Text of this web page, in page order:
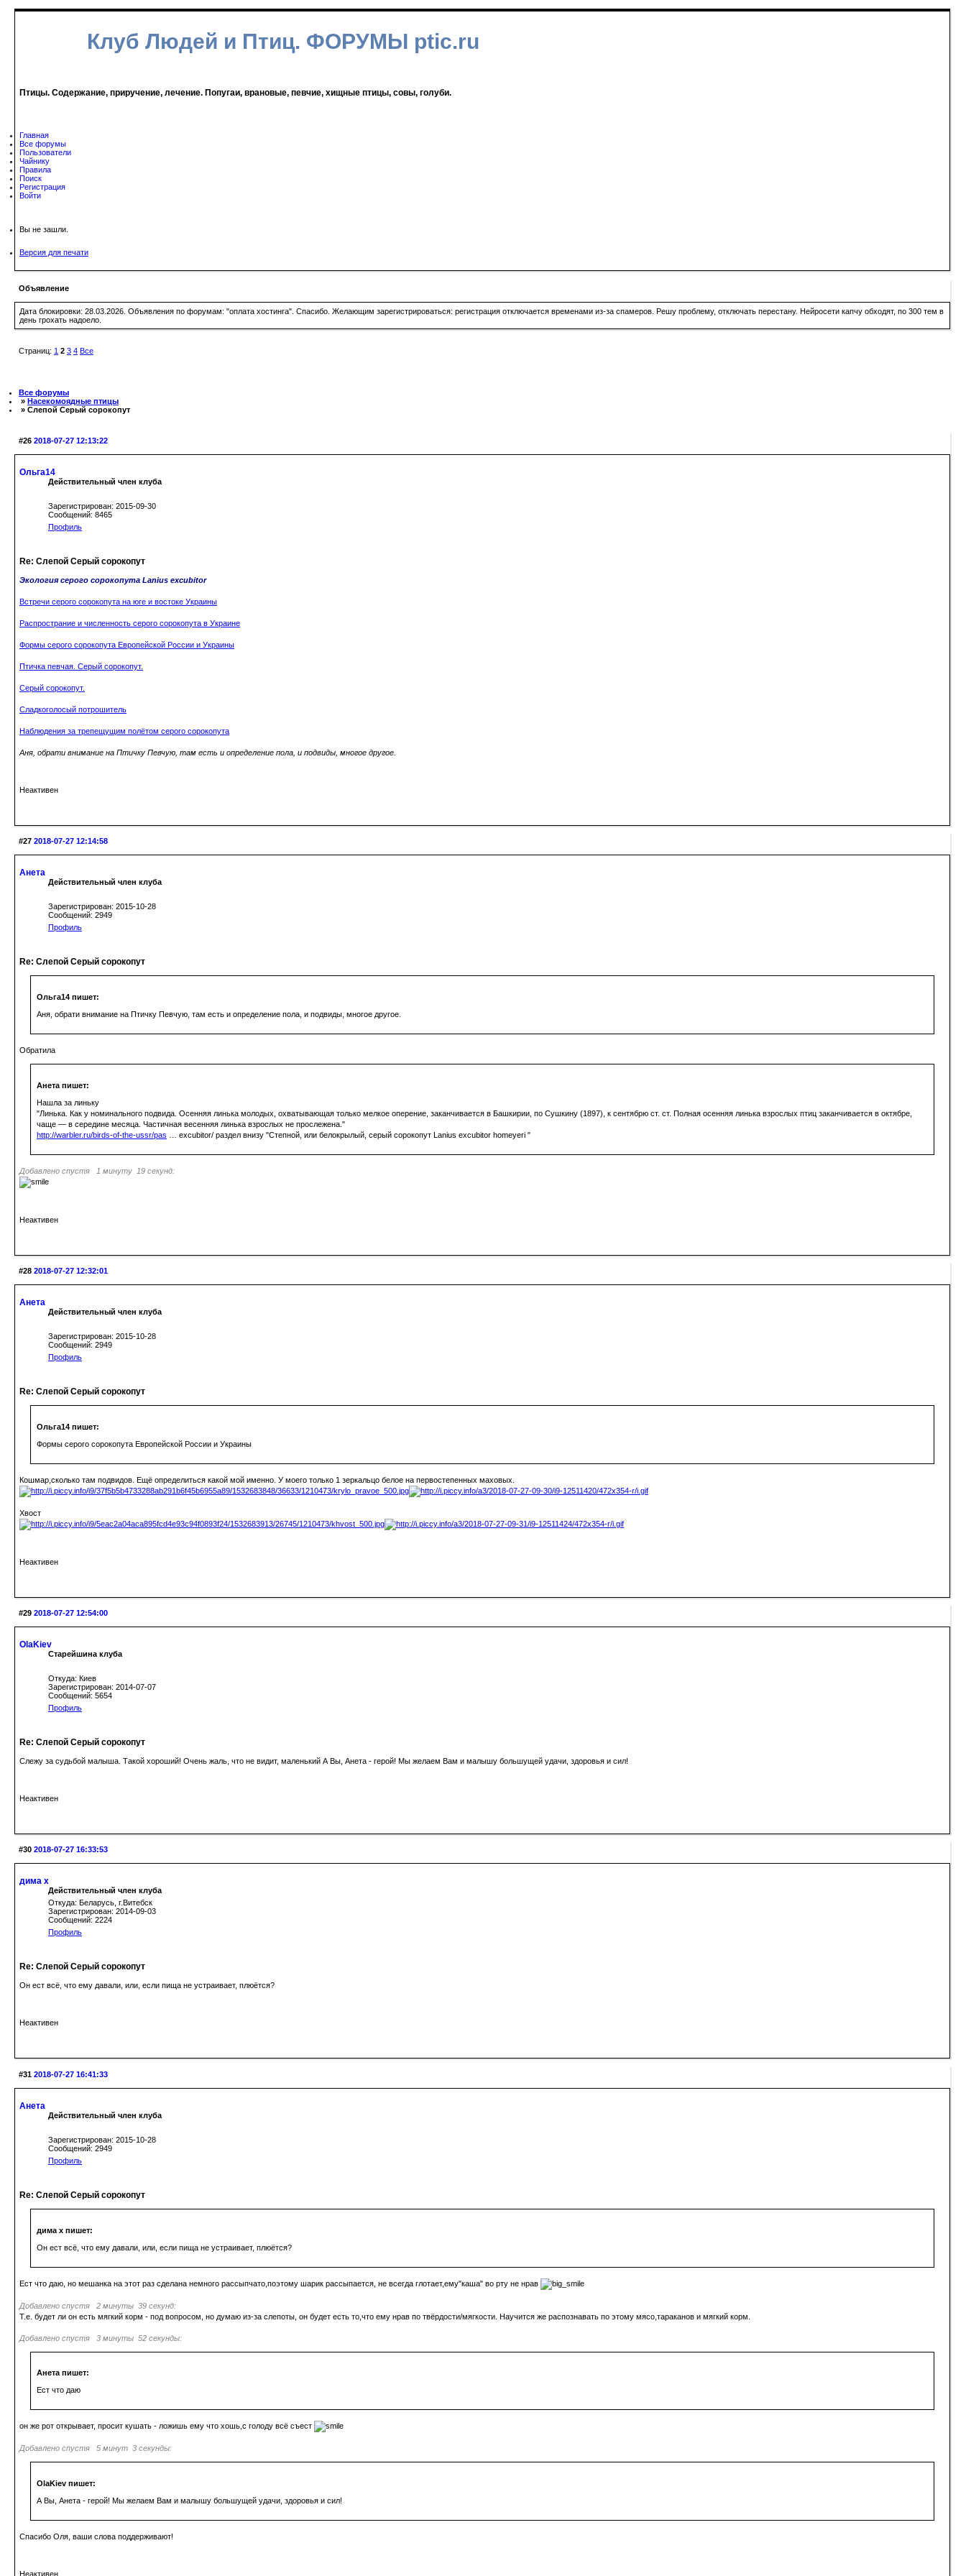
Клуб Людей и Птиц. ФОРУМЫ ptic.ru
Птицы. Содержание, приручение, лечение. Попугаи, врановые, певчие, хищные птицы, совы, голуби.
Главная
Все форумы
Пользователи
Чайнику
Правила
Поиск
Регистрация
Войти
Вы не зашли.
Версия для печати
Объявление
Дата блокировки: 28.03.2026. Объявления по форумам: "оплата хостинга". Спасибо. Желающим зарегистрироваться: регистрация отключается временами из-за спамеров. Решу проблему, отключать перестану. Нейросети капчу обходят, по 300 тем в
день грохать надоело.
Страниц: 1 2 3 4 Все
Все форумы
» Насекомоядные птицы
» Слепой Серый сорокопут
#26 2018-07-27 12:13:22
Ольга14
Действительный член клуба
Зарегистрирован: 2015-09-30
Сообщений: 8465
Профиль
Re: Слепой Серый сорокопут
Экология серого сорокопута Lanius excubitor
Встречи серого сорокопута на юге и востоке Украины
Распространие и численность серого сорокопута в Украине
Формы серого сорокопута Европейской России и Украины
Птичка певчая. Серый сорокопут.
Серый сорокопут.
Сладкоголосый потрошитель
Наблюдения за трепещущим полётом серого сорокопута
Аня, обрати внимание на Птичку Певчую, там есть и определение пола, и подвиды, многое другое.
Неактивен
#27 2018-07-27 12:14:58
Анета
Действительный член клуба
Зарегистрирован: 2015-10-28
Сообщений: 2949
Профиль
Re: Слепой Серый сорокопут
Ольга14 пишет:
Аня, обрати внимание на Птичку Певчую, там есть и определение пола, и подвиды, многое другое.
Обратила
Анета пишет:
Нашла за линьку
"Линька. Как у номинального подвида. Осенняя линька молодых, охватывающая только мелкое оперение, заканчивается в Башкирии, по Сушкину (1897), к сентябрю ст. ст. Полная осенняя линька взрослых птиц заканчивается в октябре,
чаще — в середине месяца. Частичная весенняя линька взрослых не прослежена."
http://warbler.ru/birds-of-the-ussr/pas … excubitor/ раздел внизу "Степной, или белокрылый, серый сорокопут Lanius excubitor homeyeri "
Добавлено спустя 1 минуту 19 секунд:
Неактивен
#28 2018-07-27 12:32:01
Анета
Действительный член клуба
Зарегистрирован: 2015-10-28
Сообщений: 2949
Профиль
Re: Слепой Серый сорокопут
Ольга14 пишет:
Формы серого сорокопута Европейской России и Украины
Кошмар,сколько там подвидов. Ещё определиться какой мой именно. У моего только 1 зеркальцо белое на первостепенных маховых.
Хвост
Неактивен
#29 2018-07-27 12:54:00
OlaKiev
Старейшина клуба
Откуда: Киев
Зарегистрирован: 2014-07-07
Сообщений: 5654
Профиль
Re: Слепой Серый сорокопут
Слежу за судьбой малыша. Такой хороший! Очень жаль, что не видит, маленький А Вы, Анета - герой! Мы желаем Вам и малышу большущей удачи, здоровья и сил!
Неактивен
#30 2018-07-27 16:33:53
дима х
Действительный член клуба
Откуда: Беларусь, г.Витебск
Зарегистрирован: 2014-09-03
Сообщений: 2224
Профиль
Re: Слепой Серый сорокопут
Он ест всё, что ему давали, или, если пища не устраивает, плюётся?
Неактивен
#31 2018-07-27 16:41:33
Анета
Действительный член клуба
Зарегистрирован: 2015-10-28
Сообщений: 2949
Профиль
Re: Слепой Серый сорокопут
дима х пишет:
Он ест всё, что ему давали, или, если пища не устраивает, плюётся?
Ест что даю, но мешанка на этот раз сделана немного рассыпчато,поэтому шарик рассыпается, не всегда глотает,ему"каша" во рту не нрав
Добавлено спустя 2 минуты 39 секунд:
Т.е. будет ли он есть мягкий корм - под вопросом, но думаю из-за слепоты, он будет есть то,что ему нрав по твёрдости/мягкости. Научится же распознавать по этому мясо,тараканов и мягкий корм.
Добавлено спустя 3 минуты 52 секунды:
Анета пишет:
Ест что даю
он же рот открывает, просит кушать - ложишь ему что хошь,с голоду всё съест
Добавлено спустя 5 минут 3 секунды:
OlaKiev пишет:
А Вы, Анета - герой! Мы желаем Вам и малышу большущей удачи, здоровья и сил!
Спасибо Оля, ваши слова поддерживают!
Неактивен